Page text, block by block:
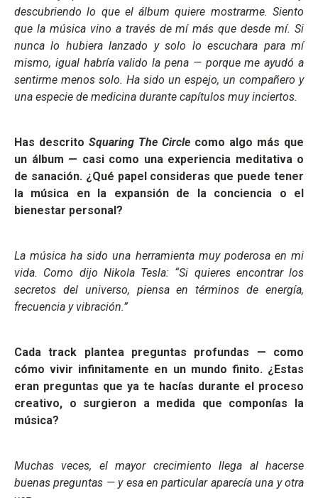
descubriendo lo que el álbum quiere mostrarme. Siento
que la música vino a través de mí más que desde mí. Si
nunca lo hubiera lanzado y solo lo escuchara para mí
mismo, igual habría valido la pena — porque me ayudó a
sentirme menos solo. Ha sido un espejo, un compañero y
una especie de medicina durante capítulos muy inciertos.
Has descrito Squaring The Circle como algo más que
un álbum — casi como una experiencia meditativa o
de sanación. ¿Qué papel consideras que puede tener
la música en la expansión de la conciencia o el
bienestar personal?
La música ha sido una herramienta muy poderosa en mi
vida. Como dijo Nikola Tesla: “Si quieres encontrar los
secretos del universo, piensa en términos de energía,
frecuencia y vibración.”
Cada track plantea preguntas profundas — como
cómo vivir infinitamente en un mundo finito. ¿Estas
eran preguntas que ya te hacías durante el proceso
creativo, o surgieron a medida que componías la
música?
Muchas veces, el mayor crecimiento llega al hacerse
buenas preguntas — y esa en particular aparecía una y otra